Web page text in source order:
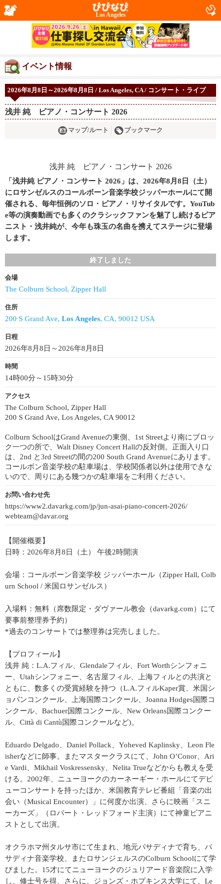
Los Angeles
イベント情報
2026年8月8日～2026年8月8日 / Los Angeles, CA / コンサート・ライブ
浅井 純 ピアノ・コンサート 2026
マップ/ルート ブックマーク
「浅井純 ピアノ・コンサート 2026」は、2026年8月8日（土）
にロサンゼルスのコールボーン音楽学校ジッパーホールにて開
催される、毎年恒例のソロ・ピアノ・リサイタルです。YouTub
e等の演奏動画でも多くのクラシックファンを魅了し続けるピア
ニスト・浅井純が、今年も珠玉の名曲を携えてステージに登場
します。
終了しました
会場
The Colburn School, Zipper Hall
住所
200 S Grand Ave, Los Angeles, CA, 90012 USA
日程
2026年8月8日～2026年8月8日
時間
14時00分～15時30分
アクセス
The Colburn School, Zipper Hall
200 S Grand Ave, Los Angeles, CA 90012
Colburn SchoolはGrand Avenueの東側、1st Streetより南にブロッ
ク一つの所で、Walt Disney Concert Hallの反対側。正面入り口
は、2nd と3rd Streetの間の200 South Grand Avenueにあります。
コールボン音楽学校の駐車場は、学校関係者以外は使用できな
いので、周りにある幾つかの駐車場をご利用ください。
お問い合わせ先
https://www2.davarkg.com/jp/jun-asai-piano-concert-2026/
webteam@davar.org
【開催概要】
日時：2026年8月8日（土） 午後2時開演
会場：コールボーン音楽学校 ジッパーホール（Zipper Hall, Colb
urn School / 米国ロサンゼルス）
入場料：無料（席数限定・ダヴァール教会（davarkg.com）にて
要事前整理券予約）
*過去のコンサートでは整理券は完売しました。
【プロフィール】
浅井 純：L.A.フィル、Glendaleフィル、Fort Worthシンフォニ
ー、Utahシンフォニー、名古屋フィル、上海フィルとの共演と
ともに、数多くの受賞経験を持つ（L.A.フィルKaper賞、米国シ
ョパンコンクール、上海国際コンクール、Joanna Hodges国際コ
ンクール、Bachuer国際コンクール、New Orleans国際コンクー
ル、Città di Cantù国際コンクールなど)。
Eduardo Delgado、Daniel Pollack、Yoheved Kaplinsky、Leon Fle
isherなどに師事。またマスタークラスにて、John O’Conor、Ari
e Vardi、Mikhail Voskressensky、Nelita Trueなどからも教えを受
ける。2002年、ニューヨークのカーネーギー・ホールにてデビ
ューコンサートを持ったほか、米国教育テレビ番組「音楽の出
会い（Musical Encounter）」に何度か出演、さらに映画「スニ
ーカーズ」（ロバート・レッドフォード主演）にて神童ピアニ
ストとして出演。
オクラホマ州タルサ市にて生まれ、地元パサディナで育ち、パ
サディナ音楽学校、またロサンジェルスのColburn Schoolにて学
びました。15才にてニューヨークのジュリアード音楽院に入学
し、修士号を得、さらに、ジョンズ・ホプキンス大学にて、Le